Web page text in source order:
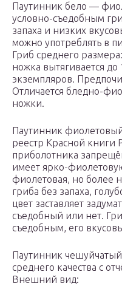
Паутинник бело —
условно-съедобным
запаха и низких
можно употреблять в
Гриб среднего
ножка вытягивается
экземпляров.
Отличается бледно-
ножки.
Паутинник
реестр Красной книги
приболотника
имеет ярко-
фиолетовая, но более
гриба без запаха,
цвет заставляет
съедобный или нет.
съедобным, его
Паутинник
среднего качества с
Внешний вид: